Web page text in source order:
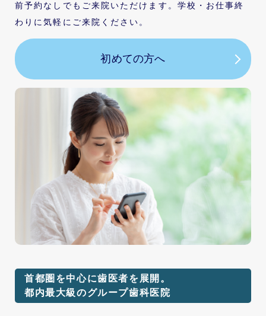
前予約なしでもご来院いただけます。学校・お仕事終
わりに気軽にご来院ください。
初めての方へ
首都圏を中心に歯医者を展開。
都内最⼤級のグループ歯科医院